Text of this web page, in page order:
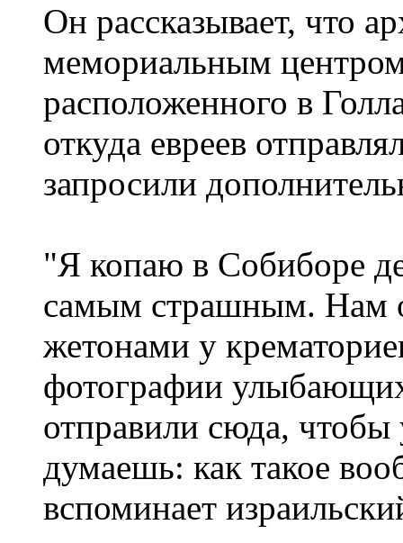
Он рассказывает, что
мемориальным
расположенного в
откуда евреев
запросили
"Я копаю в Собиборе
самым страшным. Нам
жетонами у
фотографии
отправили сюда,
думаешь: как такое
вспоминает